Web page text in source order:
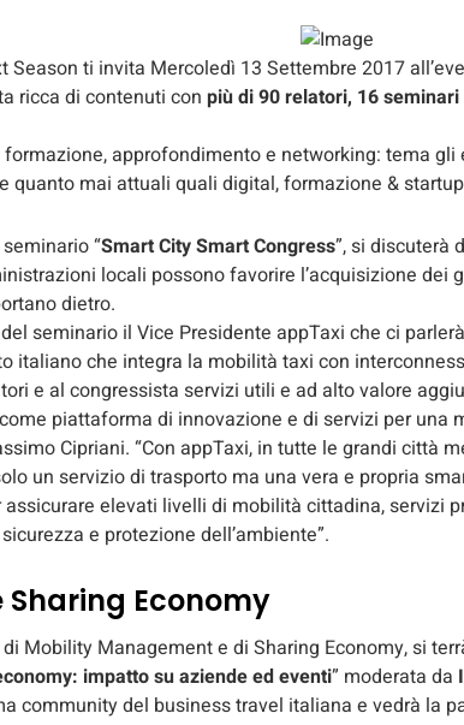
Season ti invita Mercoledì 13 Settembre 2017
ricca di contenuti con più di 90 relatori, 16
formazione, approfondimento e networking: tema
quanto mai attuali quali digital, formazione &
“Smart City Smart Congress”, si discuterà
locali possono favorire l’acquisizione dei
dietro.
seminario il Vice Presidente appTaxi che ci
italiano che integra la mobilità taxi con
e al congressista servizi utili e ad alto valore
piattaforma di innovazione e di servizi per una
Cipriani. “Con appTaxi, in tutte le grandi città
un servizio di trasporto ma una vera e propria
elevati livelli di mobilità cittadina, servizi
e protezione dell’ambiente”.
Sharing Economy
Mobility Management e di Sharing Economy, si
impatto su aziende ed eventi” moderata da
community del business travel italiana e vedrà la